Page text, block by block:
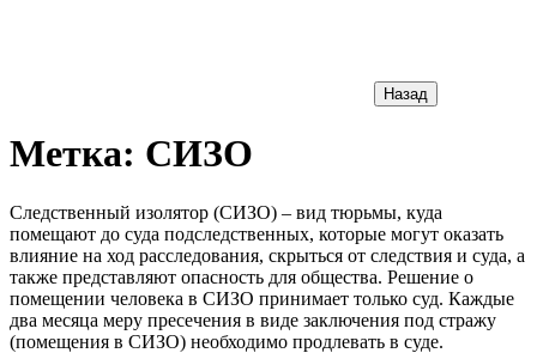
Назад
Метка: СИЗО
Следственный изолятор (СИЗО) – вид тюрьмы, куда
помещают до суда подследственных, которые могут оказать
влияние на ход расследования, скрыться от следствия и суда, а
также представляют опасность для общества. Решение о
помещении человека в СИЗО принимает только суд. Каждые
два месяца меру пресечения в виде заключения под стражу
(помещения в СИЗО) необходимо продлевать в суде.